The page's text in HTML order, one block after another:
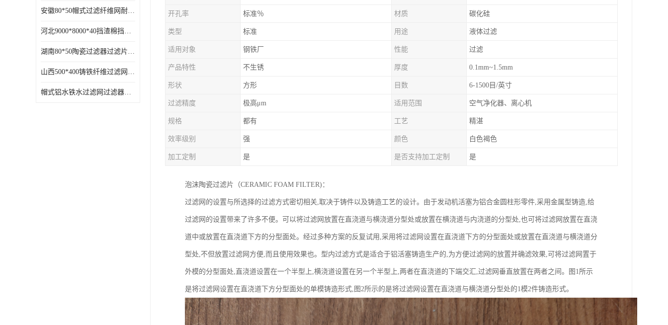
安徽80*50帽式过滤纤维网耐高温
河北9000*8000*40挡渣棉挡渣效果好耐高温
湖南80*50陶瓷过滤器过滤片过滤网效果好耐高温
山西500*400铸铁纤维过滤网方形网圆形网
帽式铝水铁水过滤网过滤器耐高温
开孔率 标准％ 材质 碳化硅
类型 标准 用途 液体过滤
适用对象 钢铁厂 性能 过滤
产品特性 不生锈 厚度 0.1mm~1.5mm
形状 方形 目数 6-1500目/英寸
过滤精度 极高μm 适用范围 空气净化器、离心机
规格 都有 工艺 精湛
效率级别 强 颜色 白色褐色
加工定制 是 是否支持加工定制 是
泡沫陶瓷过滤片（CERAMIC FOAM FILTER)：
过滤网的设置与所选择的过滤方式密切相关,取决于铸件以及铸造工艺的设计。由于发动机活塞为铝合金圆柱形零件,采用金属型铸造,给
过滤网的设置带来了许多不便。可以将过滤网放置在直浇道与横浇道分型处或放置在横浇道与内浇道的分型处,也可将过滤网放置在直浇
道中或放置在直浇道下方的分型面处。经过多种方案的反复试用,采用将过滤网设置在直浇道下方的分型面处或放置在直浇道与横浇道分
型处,不但放置过滤网方便,而且使用效果也。型内过滤方式是适合于铝活塞铸造生产的,为方便过滤网的放置并确滤效果,可将过滤网置于
外模的分型面处,直浇道设置在一个半型上,横浇道设置在另一个半型上,两者在直浇道的下端交汇,过滤网垂直放置在两者之间。图1所示
是将过滤网设置在直浇道下方分型面处的单模铸造形式,图2所示的是将过滤网设置在直浇道与横浇道分型处的1模2件铸造形式。